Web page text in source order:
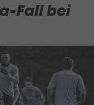
Fall bei